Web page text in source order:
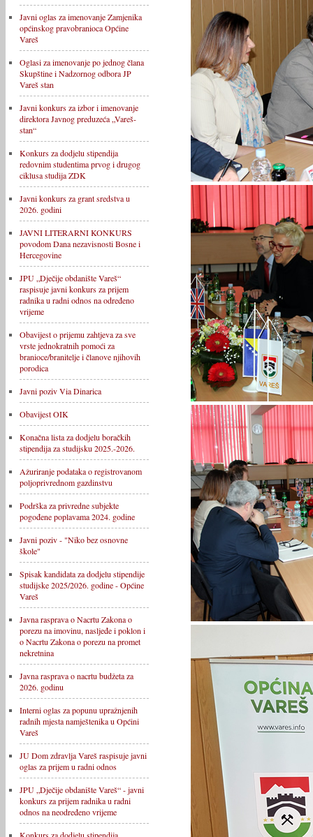
Javni oglas za imenovanje Zamjenika
općinskog pravobranioca Općine
Vareš
Oglasi za imenovanje po jednog člana
Skupštine i Nadzornog odbora JP
Vareš stan
Javni konkurs za izbor i imenovanje
direktora Javnog preduzeća „Vareš-
stan“
Konkurs za dodjelu stipendija
redovnim studentima prvog i drugog
ciklusa studija ZDK
Javni konkurs za grant sredstva u
2026. godini
JAVNI LITERARNI KONKURS
povodom Dana nezavisnosti Bosne i
Hercegovine
JPU „Dječije obdanište Vareš“
raspisuje javni konkurs za prijem
radnika u radni odnos na određeno
vrijeme
Obavijest o prijemu zahtjeva za sve
vrste jednokratnih pomoći za
branioce/branitelje i članove njihovih
porodica
Javni poziv Via Dinarica
Obavijest OIK
Konačna lista za dodjelu boračkih
stipendija za studijsku 2025.-2026.
Ažuriranje podataka o registrovanom
poljoprivrednom gazdinstvu
Podrška za privredne subjekte
pogođene poplavama 2024. godine
Javni poziv - "Niko bez osnovne
škole"
Spisak kandidata za dodjelu stipendije
studijske 2025/2026. godine - Općine
Vareš
Javna rasprava o Nacrtu Zakona o
porezu na imovinu, nasljeđe i poklon i
o Nacrtu Zakona o porezu na promet
nekretnina
Javna rasprava o nacrtu budžeta za
2026. godinu
Interni oglas za popunu upražnjenih
radnih mjesta namještenika u Općini
Vareš
JU Dom zdravlja Vareš raspisuje javni
oglas za prijem u radni odnos
JPU „Dječije obdanište Vareš“ - javni
konkurs za prijem radnika u radni
odnos na neodređeno vrijeme